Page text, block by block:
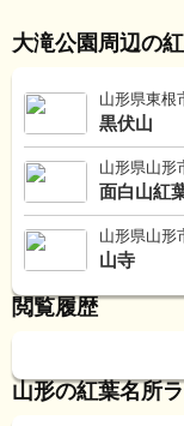
大滝公園周辺の
山形県東根
黒伏山
山形県山形
面白山紅
山形県山形
山寺
閲覧履歴
山形の紅葉名所